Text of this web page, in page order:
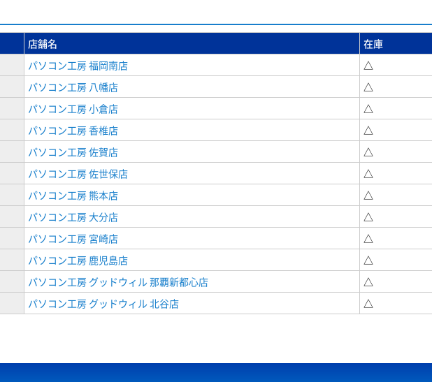
店舗名
在庫
パソコン工房 福岡南店
△
パソコン工房 八幡店
△
パソコン工房 小倉店
△
パソコン工房 香椎店
△
パソコン工房 佐賀店
△
パソコン工房 佐世保店
△
パソコン工房 熊本店
△
パソコン工房 大分店
△
パソコン工房 宮崎店
△
パソコン工房 鹿児島店
△
パソコン工房 グッドウィル 那覇新都心店
△
パソコン工房 グッドウィル 北谷店 △